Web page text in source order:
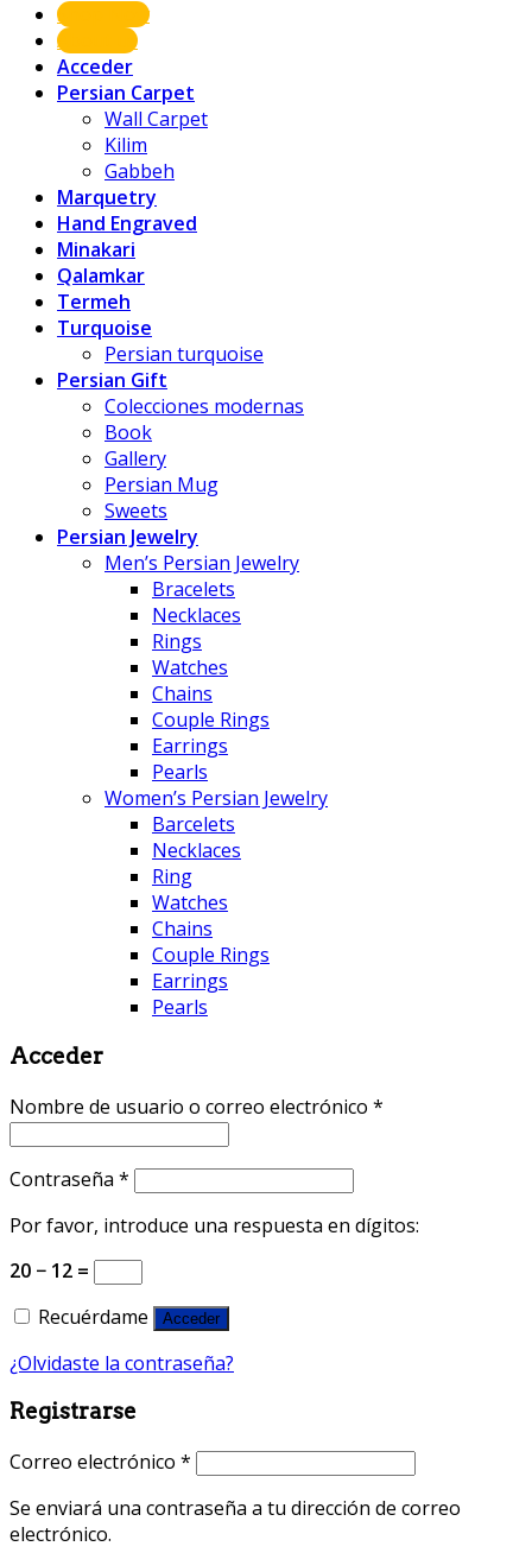
Shop Now
About us
Acceder
Persian Carpet
Wall Carpet
Kilim
Gabbeh
Marquetry
Hand Engraved
Minakari
Qalamkar
Termeh
Turquoise
Persian turquoise
Persian Gift
Colecciones modernas
Book
Gallery
Persian Mug
Sweets
Persian Jewelry
Men’s Persian Jewelry
Bracelets
Necklaces
Rings
Watches
Chains
Couple Rings
Earrings
Pearls
Women’s Persian Jewelry
Barcelets
Necklaces
Ring
Watches
Chains
Couple Rings
Earrings
Pearls
Acceder
Nombre de usuario o correo electrónico *
Contraseña *
Por favor, introduce una respuesta en dígitos:
20 − 12 =
Recuérdame
Acceder
¿Olvidaste la contraseña?
Registrarse
Correo electrónico *
Se enviará una contraseña a tu dirección de correo
electrónico.